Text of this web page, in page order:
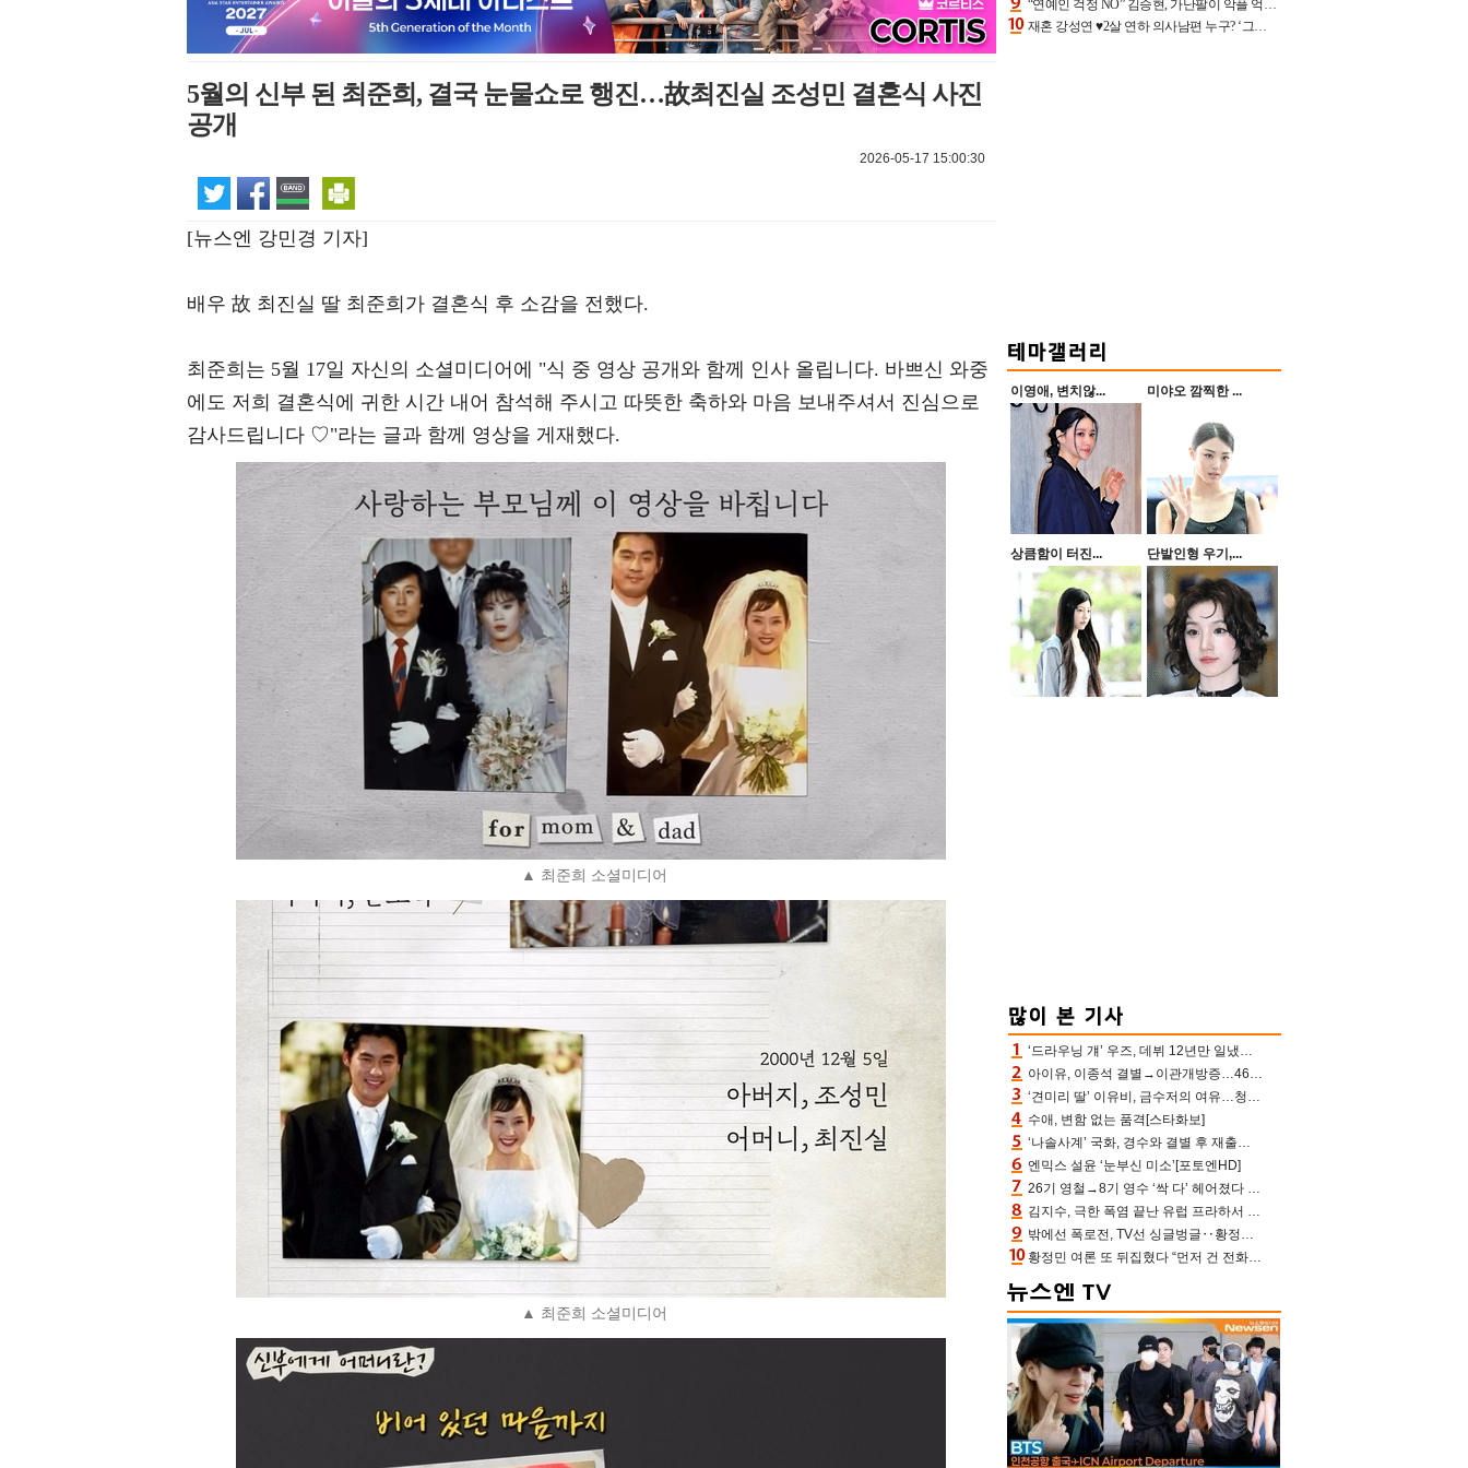
5월의 신부 된 최준희, 결국 눈물쇼로 행진…故최진실 조성민 결혼식 사진
공개
2026-05-17 15:00:30
[뉴스엔 강민경 기자]
배우 故 최진실 딸 최준희가 결혼식 후 소감을 전했다.
최준희는 5월 17일 자신의 소셜미디어에 "식 중 영상 공개와 함께 인사 올립니다. 바쁘신 와중
에도 저희 결혼식에 귀한 시간 내어 참석해 주시고 따뜻한 축하와 마음 보내주셔서 진심으로
감사드립니다 ♡"라는 글과 함께 영상을 게재했다.
▲ 최준희 소셜미디어
▲ 최준희 소셜미디어
“연예인 걱정 NO” 김승현, 가난팔이 악플 억울할만‥아내+딸과 日 여행
재혼 강성연 ♥2살 연하 의사남편 누구? ‘그알’ 자문의에 훈남 비주얼 초엘리트 스펙 [종합]
이영애, 변치않... 미야오 깜찍한 ...
상큼함이 터진... 단발인형 우기,...
‘드라우닝 걔’ 우즈, 데뷔 12년만 일냈다…체조경기장 입성 확정
아이유, 이종석 결별→이관개방증…46장 꽉 채운 유애나 ♥ “열심히 사는 중”
‘견미리 딸’ 이유비, 금수저의 여유…청순 미모에 반전 슬림 라인
수애, 변함 없는 품격[스타화보]
‘나솔사계’ 국화, 경수와 결별 후 재출연…첫인상 3표 몰표
엔믹스 설윤 ‘눈부신 미소’[포토엔HD]
26기 영철→8기 영수 ‘싹 다’ 헤어졌다 ‘나솔사계’ 충격의 현커 0쌍 (촌장TV)
김지수, 극한 폭염 끝난 유럽 프라하서 쾌적한 여름나기 “선풍기만으로 지내”
밖에선 폭로전, TV선 싱글벙글‥황정민 ‘틈만 나면’ 출연, 피로감은 시청자 몫
황정민 여론 또 뒤집혔다 “먼저 건 전화 62통, 그만 연락해” vs 女팬 “녹취 다 올려” 진흙탕 싸움